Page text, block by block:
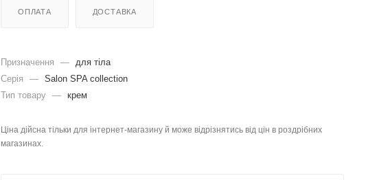
ОПЛАТА ДОСТАВКА
Призначення —
для тіла
Серія
— Salon SPA collection
Тип товару — крем
Ціна дійсна тільки для інтернет-магазину й може відрізнятись від цін в роздрібних
магазинах.